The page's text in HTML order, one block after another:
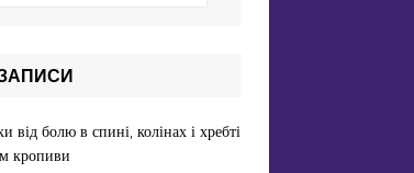
від болю в спині, колінах і хребті
кропиви